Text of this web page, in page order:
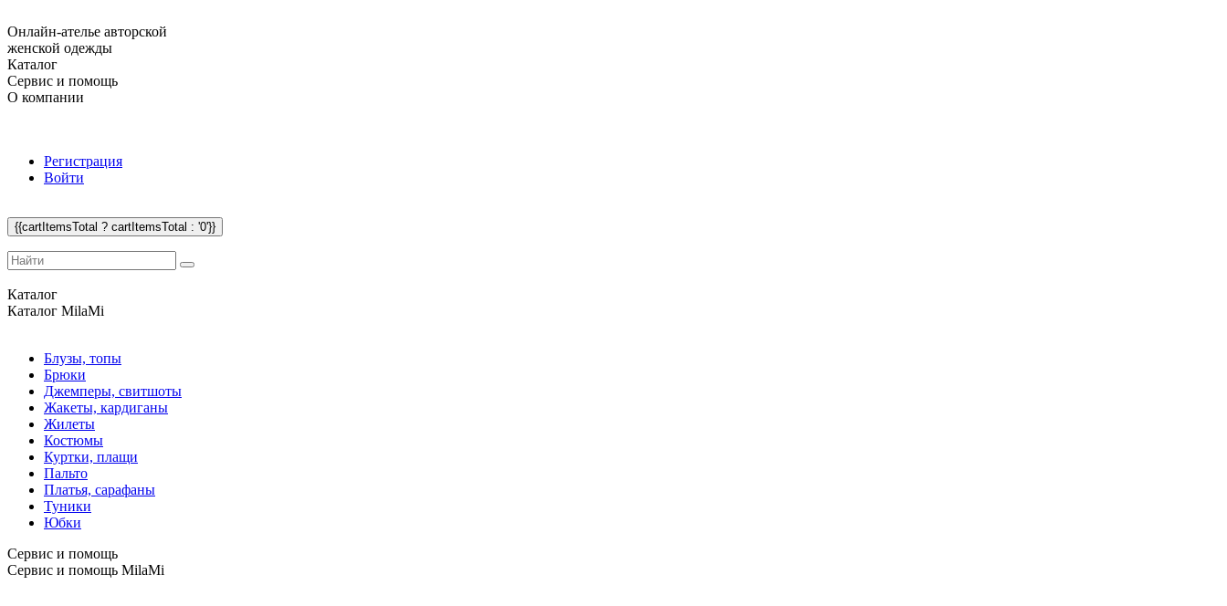
Онлайн-ателье авторской
женской одежды
Каталог
Сервис и помощь
О компании
Регистрация
Войти
{{cartItemsTotal ? cartItemsTotal : '0'}}
Каталог
Каталог MilaMi
Блузы, топы
Брюки
Джемперы, свитшоты
Жакеты, кардиганы
Жилеты
Костюмы
Куртки, плащи
Пальто
Платья, сарафаны
Туники
Юбки
Сервис и помощь
Сервис и помощь MilaMi